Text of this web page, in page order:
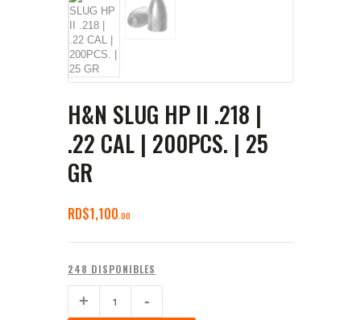
H&N SLUG HP II .218 |
.22 CAL | 200PCS. | 25
GR
RD$1,100 00
248 DISPONIBLES